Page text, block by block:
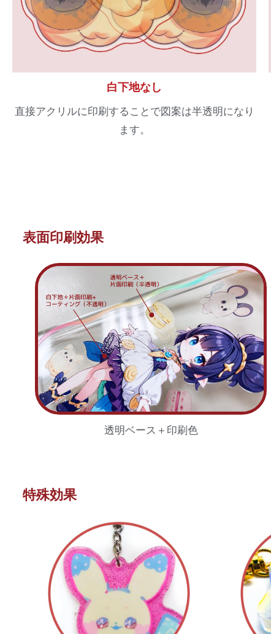
白下地なし
直接アクリルに印刷することで図案は半透明になり
ます。
表面印刷効果
透明ベース＋印刷色
特殊効果